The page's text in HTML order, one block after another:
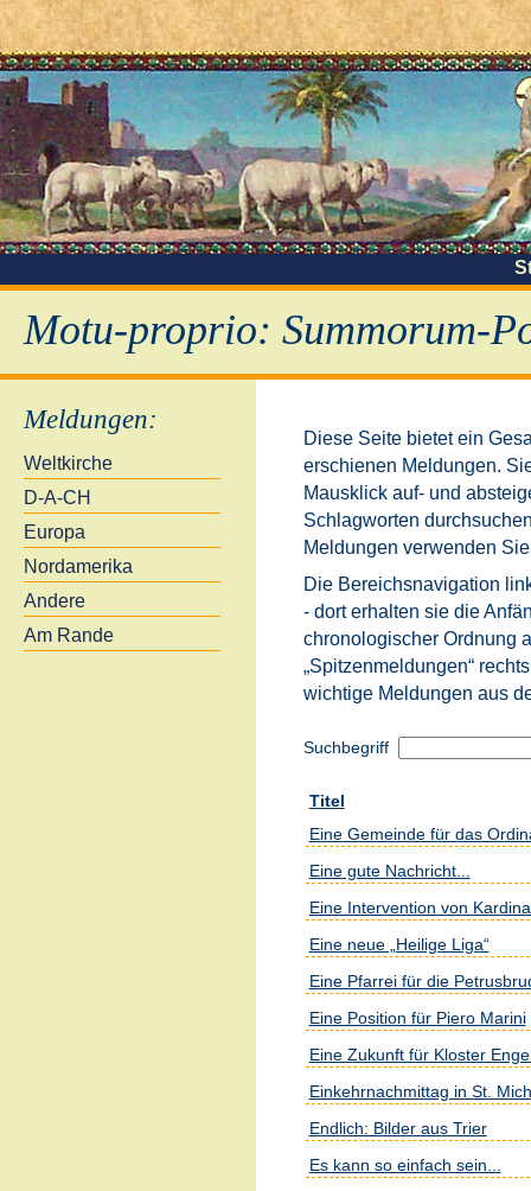
Motu-proprio: Summorum-
Meldungen:
Weltkirche
D-A-CH
Europa
Nordamerika
Andere
Am Rande
Diese Seite bietet ein
erschienen Meldungen.
Mausklick auf- und
Schlagworten
Meldungen verwenden
Die Bereichsnavigation
- dort erhalten sie die
chronologischer Ordnung
„Spitzenmeldungen“
wichtige Meldungen aus
Suchbegriff
Titel
Eine Gemeinde für das
Eine gute Nachricht...
Eine Intervention von
Eine neue „Heilige Liga“
Eine Pfarrei für die
Eine Position für Piero Marini
Eine Zukunft für Kloster
Einkehrnachmittag in St.
Endlich: Bilder aus Trier
Es kann so einfach sein...